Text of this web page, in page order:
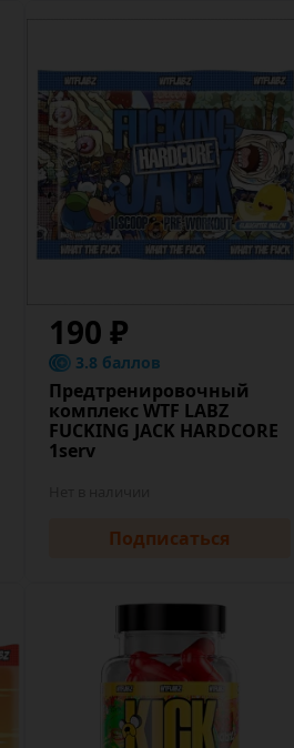
190 ₽
3.8 баллов
Предтренировочный
комплекс WTF LABZ
FUCKING JACK HARDCORE
1serv
Подписаться